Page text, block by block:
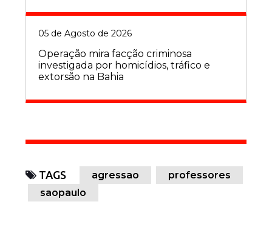
05 de Agosto de 2026
Operação mira facção criminosa
investigada por homicídios, tráfico e
extorsão na Bahia
TAGS agressao
professores
saopaulo